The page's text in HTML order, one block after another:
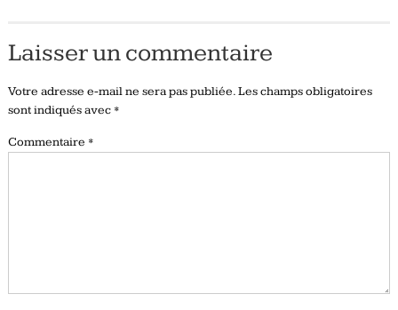
Laisser un commentaire
Votre adresse e-mail ne sera pas publiée.Les champs obligatoires
sont indiqués avec *
Commentaire *